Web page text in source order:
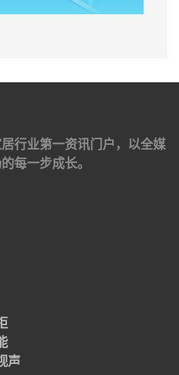
行业第一资讯门户，以全媒
每一步成长。
声